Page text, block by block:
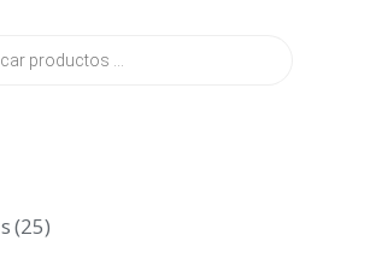
(25)